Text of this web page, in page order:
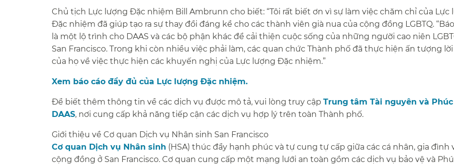
Chủ tịch Lực lượng Đặc nhiệm Bill Ambrunn cho biết: “Tôi rất biết ơn vì sự làm việc chăm chỉ của Lực
Đặc nhiệm đã giúp tạo ra sự thay đổi đáng kể cho các thành viên già nua của cộng đồng LGBTQ.
là một lộ trình cho DAAS và các bộ phận khác để cải thiện cuộc sống của những người cao niên
San Francisco. Trong khi còn nhiều việc phải làm, các quan chức Thành phố đã thực hiện ấn tượng
của họ về việc thực hiện các khuyến nghị của Lực lượng Đặc nhiệm.”​​
Xem báo cáo đầy đủ của Lực lượng Đặc nhiệm.​​
Để biết thêm thông tin về các dịch vụ được mô tả, vui lòng truy cập Trung tâm Tài nguyên và
DAAS, nơi cung cấp khả năng tiếp cận các dịch vụ hợp lý trên toàn Thành phố.​​
Giới thiệu về Cơ quan Dịch vụ Nhân sinh San Francisco​​
Cơ quan Dịch vụ Nhân sinh (HSA) thúc đẩy hạnh phúc và tự cung tự cấp giữa các cá nhân, gia đình
cộng đồng ở San Francisco. Cơ quan cung cấp một mạng lưới an toàn gồm các dịch vụ bảo vệ và